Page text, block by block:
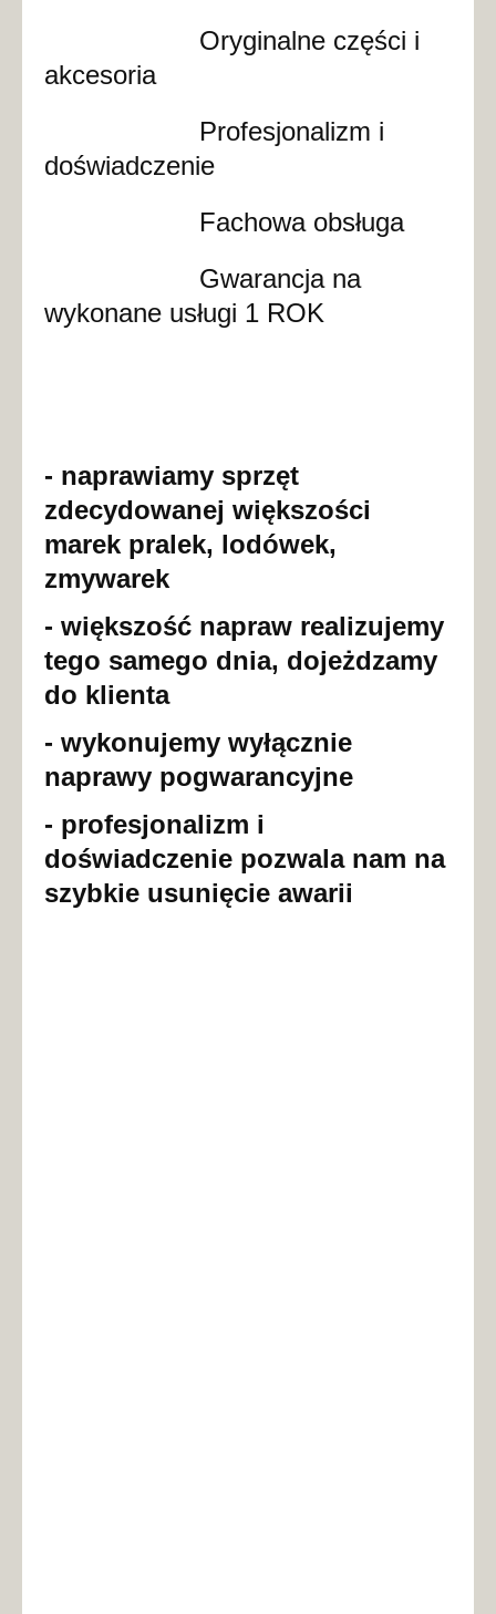
Oryginalne części i
akcesoria
Profesjonalizm i
doświadczenie
Fachowa obsługa
Gwarancja na
wykonane usługi 1 ROK
- naprawiamy sprzęt
zdecydowanej większości
marek pralek, lodówek,
zmywarek
- większość napraw realizujemy
tego samego dnia, dojeżdzamy
do klienta
- wykonujemy wyłącznie
naprawy pogwarancyjne
- profesjonalizm i
doświadczenie pozwala nam na
szybkie usunięcie awarii